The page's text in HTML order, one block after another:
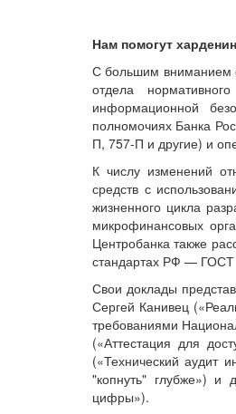
Нам помогут
С большим вниманием
отдела
информационной
полномочиях Банка
П, 757-П и другие) и
К числу изменений
средств с
жизненного цикла
микрофинансовых
Центробанка также
стандартах РФ — ГОСТ
Свои доклады
Сергей Канивец
требованиями
(«Аттестация для
(«Технический аудит
"копнуть" глубже») и
цифры»).